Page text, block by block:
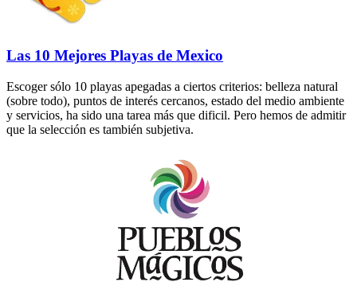
Las 10 Mejores Playas de Mexico
Escoger sólo 10 playas apegadas a ciertos criterios: belleza natural
(sobre todo), puntos de interés cercanos, estado del medio ambiente
y servicios, ha sido una tarea más que dificil. Pero hemos de admitir
que la selección es también subjetiva.